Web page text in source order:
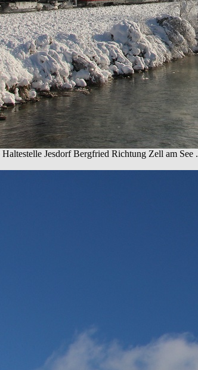
Jesdorf Bergfried Richtung Zell am See .